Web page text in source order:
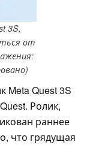
3S,
от
Quest 3S
Ролик,
раннее
что грядущая